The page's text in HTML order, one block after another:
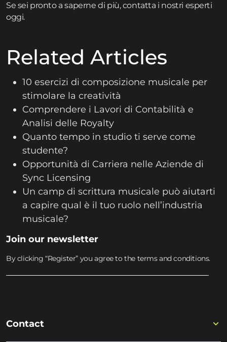
Se sei pronto a saperne di più,contatta i nostri esperti
oggi.
Related Articles
10 esercizi di composizione musicale per
stimolare la creatività
Comprendere i Lavori di Contabilità e
Analisi delle Royalty
Quanto tempo in studio ti serve come
studente?
Opportunità di Carriera nelle Aziende di
Sync Licensing
Un camp di scrittura musicale può aiutarti
a capire qual è il tuo ruolo nell’industria
musicale?
Join our newsletter
By clicking “Register” you agree to the terms and conditions.
Contact